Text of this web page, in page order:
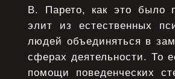
В. Парето, как это было
элит из естественных
людей объединяться в
сферах деятельности. То
помощи поведенческих